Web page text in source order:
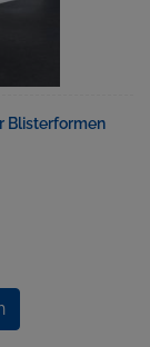
Blisterformen